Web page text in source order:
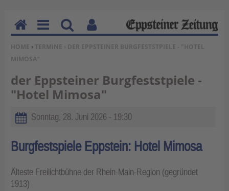
SIE BEFINDEN SICH HIER:
HOME › TERMINE › DER EPPSTEINER BURGFESTSTPIELE - "HOTEL
MIMOSA"
der Eppsteiner Burgfeststpiele -
"Hotel Mimosa"
Sonntag, 28. Juni 2026 - 19:30
Burgfestspiele Eppstein: Hotel Mimosa
Älteste Freilichtbühne der Rhein-Main-Region (gegründet
1913)
H
o
m
e
M
en
u
Su
ch
Be
nu
erf
un
kti
on